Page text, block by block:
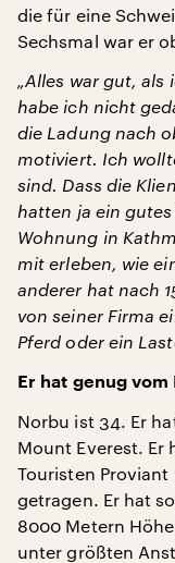
die für eine
Sechsmal war er
„Alles war gut, als
habe ich nicht
die Ladung nach
motiviert. Ich
sind. Dass die
hatten ja ein
Wohnung in
mit erleben, wie
anderer hat nach
von seiner Firma
Pferd oder ein
Er hat genug
Norbu ist 34. Er
Mount Everest. Er
Touristen
getragen. Er hat
8000 Metern
unter größten